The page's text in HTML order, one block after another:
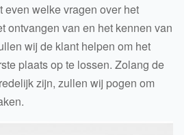
even welke vragen over het
ontvangen van en het kennen van
wij de klant helpen om het
plaats op te lossen. Zolang de
zijn, zullen wij pogen om